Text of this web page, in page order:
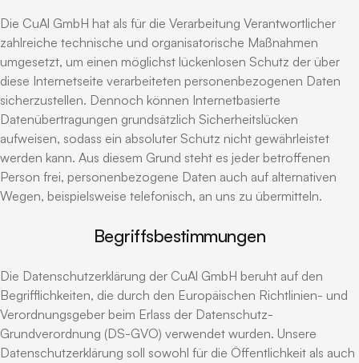
Die CuAl GmbH hat als für die Verarbeitung Verantwortlicher
zahlreiche technische und organisatorische Maßnahmen
umgesetzt, um einen möglichst lückenlosen Schutz der über
diese Internetseite verarbeiteten personenbezogenen Daten
sicherzustellen. Dennoch können Internetbasierte
Datenübertragungen grundsätzlich Sicherheitslücken
aufweisen, sodass ein absoluter Schutz nicht gewährleistet
werden kann. Aus diesem Grund steht es jeder betroffenen
Person frei, personenbezogene Daten auch auf alternativen
Wegen, beispielsweise telefonisch, an uns zu übermitteln.
Begriffsbestimmungen
Die Datenschutzerklärung der CuAl GmbH beruht auf den
Begrifflichkeiten, die durch den Europäischen Richtlinien- und
Verordnungsgeber beim Erlass der Datenschutz-
Grundverordnung (DS-GVO) verwendet wurden. Unsere
Datenschutzerklärung soll sowohl für die Öffentlichkeit als auch